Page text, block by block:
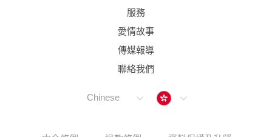
服務
愛情故事
傳媒報導
聯絡我們
Chinese Hong Kong